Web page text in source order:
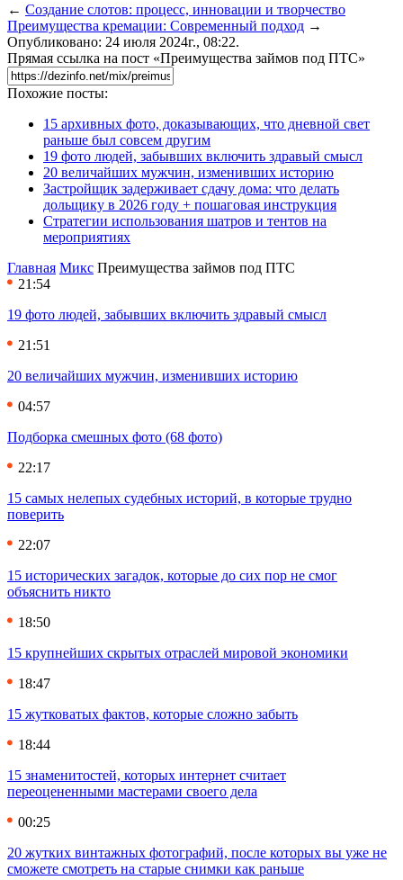
← Создание слотов: процесс, инновации и творчество
Преимущества кремации: Современный подход →
Опубликовано: 24 июля 2024г., 08:22.
Прямая ссылка на пост «Преимущества займов под ПТС»
Похожие посты:
15 архивных фото, доказывающих, что дневной свет
раньше был совсем другим
19 фото людей, забывших включить здравый смысл
20 величайших мужчин, изменивших историю
Застройщик задерживает сдачу дома: что делать
дольщику в 2026 году + пошаговая инструкция
Стратегии использования шатров и тентов на
мероприятиях
Главная Микс Преимущества займов под ПТС
21:54
19 фото людей, забывших включить здравый смысл
21:51
20 величайших мужчин, изменивших историю
04:57
Подборка смешных фото (68 фото)
22:17
15 самых нелепых судебных историй, в которые трудно
поверить
22:07
15 исторических загадок, которые до сих пор не смог
объяснить никто
18:50
15 крупнейших скрытых отраслей мировой экономики
18:47
15 жутковатых фактов, которые сложно забыть
18:44
15 знаменитостей, которых интернет считает
переоцененными мастерами своего дела
00:25
20 жутких винтажных фотографий, после которых вы уже не
сможете смотреть на старые снимки как раньше